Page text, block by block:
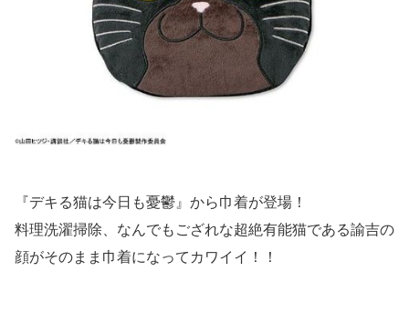
『デキる猫は今日も憂鬱』から巾着が登場！
料理洗濯掃除、なんでもござれな超絶有能猫である諭吉の
顔がそのまま巾着になってカワイイ！！